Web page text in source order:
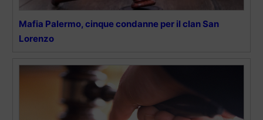
Mafia Palermo, cinque condanne per il clan San
Lorenzo